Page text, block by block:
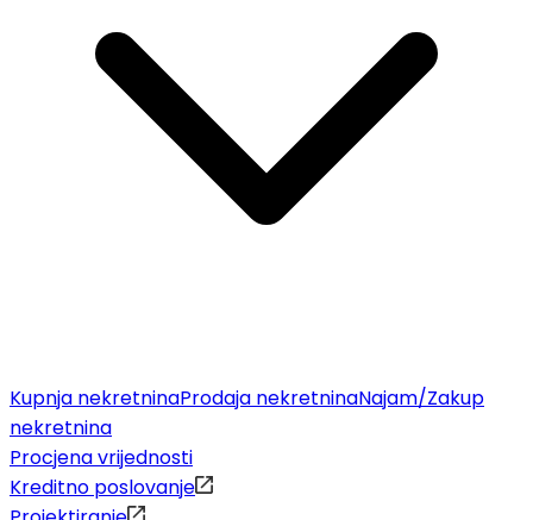
Kupnja nekretninaProdaja nekretninaNajam/Zakup
nekretnina
Procjena vrijednosti
Kreditno poslovanje